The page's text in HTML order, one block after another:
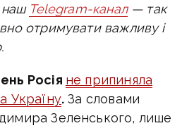
наш Telegram-канал— так
отримувати важливу і
Росія не припиняла
Україну. За словами
Зеленського, лише